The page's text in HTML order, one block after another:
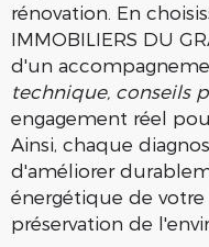
rénovation. En
IMMOBILIERS DU
d'un
technique, conseils
engagement réel
Ainsi, chaque
d'améliorer
énergétique de
préservation de